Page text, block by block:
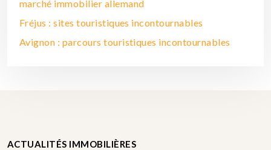
marché immobilier allemand
Fréjus : sites touristiques incontournables
Avignon : parcours touristiques incontournables
ACTUALITÉS IMMOBILIÈRES